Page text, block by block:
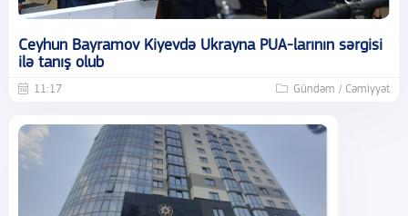
Ceyhun Bayramov Kiyevdə Ukrayna PUA-larının sərgisi
ilə tanış olub
11:17 Gündəm / Cəmiyyət